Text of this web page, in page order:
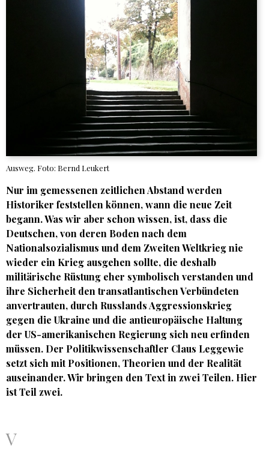
Ausweg. Foto: Bernd Leukert
Nur im gemessenen zeitlichen Abstand werden
Historiker feststellen können, wann die neue Zeit
begann. Was wir aber schon wissen, ist, dass die
Deutschen, von deren Boden nach dem
Nationalsozialismus und dem Zweiten Weltkrieg nie
wieder ein Krieg ausgehen sollte, die deshalb
militärische Rüstung eher symbolisch verstanden und
ihre Sicherheit den transatlantischen Verbündeten
anvertrauten, durch Russlands Aggressionskrieg
gegen die Ukraine und die antieuropäische Haltung
der US-amerikanischen Regierung sich neu erfinden
müssen. Der Politikwissenschaftler Claus Leggewie
setzt sich mit Positionen, Theorien und der Realität
auseinander. Wir bringen den Text in zwei Teilen. Hier
ist Teil zwei.
V